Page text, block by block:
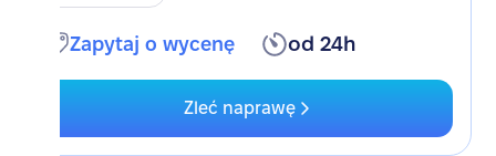
Zapytaj o wycenę od 24h
Zleć naprawę